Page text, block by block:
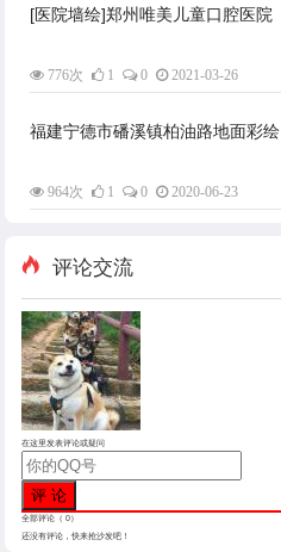
[医院墙绘]郑州唯美儿童口腔医院
776次 1 0 2021-03-26
福建宁德市磻溪镇柏油路地面彩绘
964次 1 0 2020-06-23
评论交流
在这里发表评论或疑问
全部评论（ 0）
还没有评论，快来抢沙发吧！